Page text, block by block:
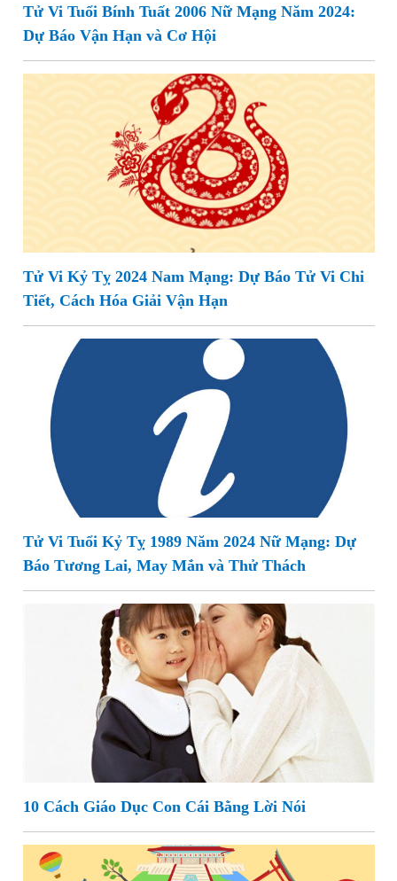
Tử Vi Tuổi Bính Tuất 2006 Nữ Mạng Năm 2024:
Dự Báo Vận Hạn và Cơ Hội
Tử Vi Kỷ Tỵ 2024 Nam Mạng: Dự Báo Tử Vi Chi
Tiết, Cách Hóa Giải Vận Hạn
Tử Vi Tuổi Kỷ Tỵ 1989 Năm 2024 Nữ Mạng: Dự
Báo Tương Lai, May Mắn và Thử Thách
10 Cách Giáo Dục Con Cái Bằng Lời Nói